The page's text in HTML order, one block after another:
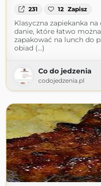
231 12 Zapisz
Klasyczna zapiekanka
danie, które łatwo
zapakować na lunch do
obiad (...)
Co do jedzenia
codojedzenia.pl